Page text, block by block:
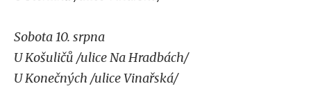
Sobota 10. srpna
U Košuličů /ulice Na Hradbách/
U Konečných /ulice Vinařská/